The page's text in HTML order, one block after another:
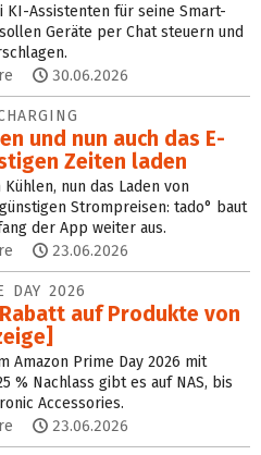
KI-Assistenten für seine Smart-
Geräte per Chat steuern und
30.06.2026
und nun auch das E-
Zeiten laden
nun das Laden von
Strompreisen: tado° baut
der App weiter aus.
23.06.2026
DAY 2026
auf Produkte von
Amazon Prime Day 2026 mit
% Nachlass gibt es auf NAS, bis
Accessories.
23.06.2026